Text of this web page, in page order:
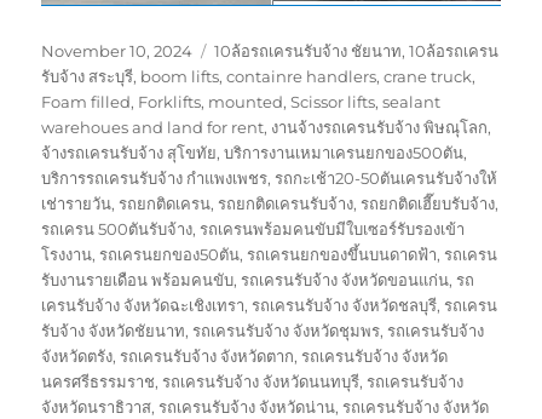
Posted
on
November 10, 2024 Tags
10ล้อรถเครนรับจ้าง ชัยนาท,10ล้อรถเครน
รับจ้าง สระบุรี, boom lifts,containre handlers,crane truck,
Foam filled, Forklifts, mounted,Scissor lifts,sealant
warehoues and land for rent, งานจ้างรถเครนรับจ้าง พิษณุโลก,
จ้างรถเครนรับจ้าง สุโขทัย,บริการงานเหมาเครนยกของ500ตัน,
บริการรถเครนรับจ้าง กำแพงเพชร,รถกะเช้า20-50ตันเครนรับจ้างให้
เช่ารายวัน,รถยกติดเครน,รถยกติดเครนรับจ้าง,รถยกติดเฮี๊ยบรับจ้าง,
รถเครน 500ตันรับจ้าง,รถเครนพร้อมคนขับมีใบเซอร์รับรองเข้า
โรงงาน,รถเครนยกของ50ตัน,รถเครนยกของขึ้นบนดาดฟ้า,รถเครน
รับงานรายเดือน พร้อมคนขับ,รถเครนรับจ้าง จังหวัดขอนแก่น,รถ
เครนรับจ้าง จังหวัดฉะเชิงเทรา,รถเครนรับจ้าง จังหวัดชลบุรี,รถเครน
รับจ้าง จังหวัดชัยนาท,รถเครนรับจ้าง จังหวัดชุมพร,รถเครนรับจ้าง
จังหวัดตรัง,รถเครนรับจ้าง จังหวัดตาก,รถเครนรับจ้าง จังหวัด
นครศรีธรรมราช,รถเครนรับจ้าง จังหวัดนนทบุรี,รถเครนรับจ้าง
จังหวัดนราธิวาส,รถเครนรับจ้าง จังหวัดน่าน,รถเครนรับจ้าง จังหวัด